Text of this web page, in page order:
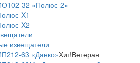
32 «Полюс-2»
X1
X2
извещатели
63 «Данко»Хит!Ветеран